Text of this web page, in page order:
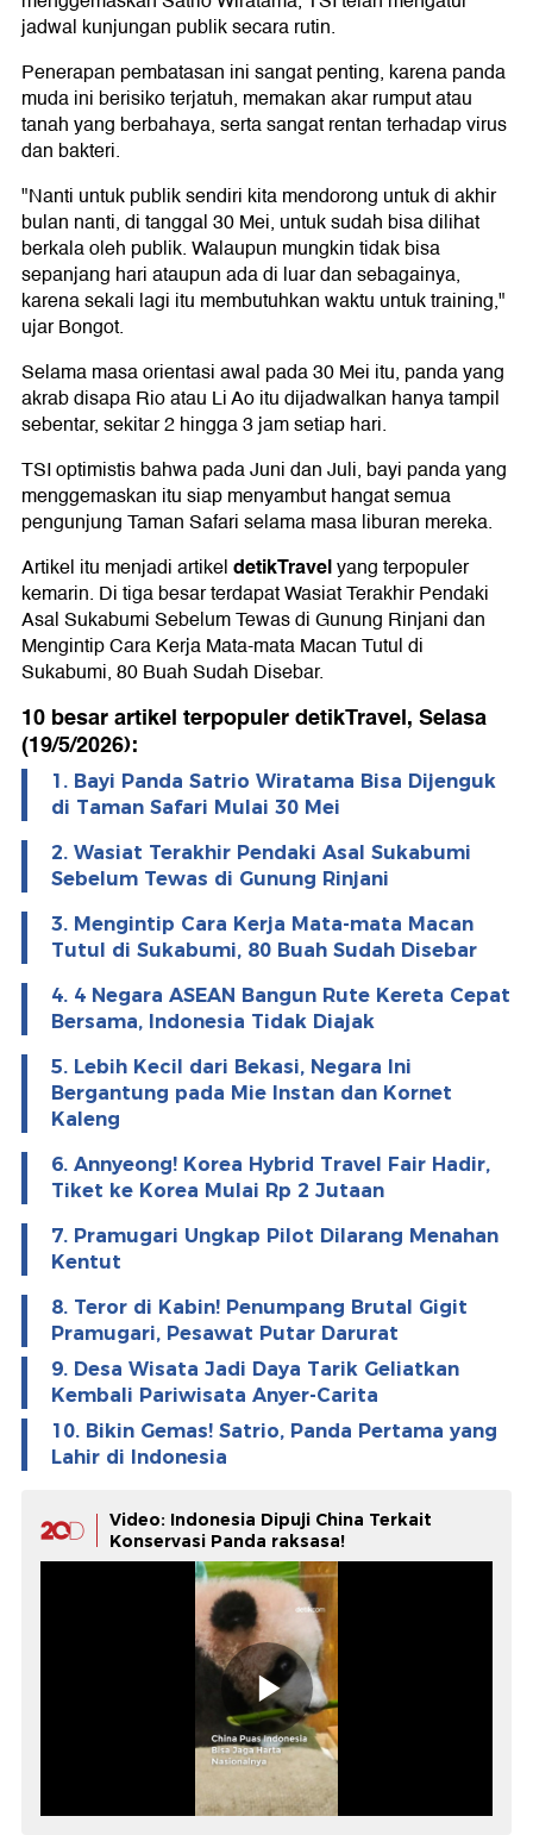
jadwal kunjungan publik secara rutin.
Penerapan pembatasan ini sangat penting, karena panda
muda ini berisiko terjatuh, memakan akar rumput atau
tanah yang berbahaya, serta sangat rentan terhadap virus
dan bakteri.
"Nanti untuk publik sendiri kita mendorong untuk di akhir
bulan nanti, di tanggal 30 Mei, untuk sudah bisa dilihat
berkala oleh publik. Walaupun mungkin tidak bisa
sepanjang hari ataupun ada di luar dan sebagainya,
karena sekali lagi itu membutuhkan waktu untuk training,"
ujar Bongot.
Selama masa orientasi awal pada 30 Mei itu, panda yang
akrab disapa Rio atau Li Ao itu dijadwalkan hanya tampil
sebentar, sekitar 2 hingga 3 jam setiap hari.
TSI optimistis bahwa pada Juni dan Juli, bayi panda yang
menggemaskan itu siap menyambut hangat semua
pengunjung Taman Safari selama masa liburan mereka.
Artikel itu menjadi artikeldetikTravelyang terpopuler
kemarin. Di tiga besar terdapat Wasiat Terakhir Pendaki
Asal Sukabumi Sebelum Tewas di Gunung Rinjani dan
Mengintip Cara Kerja Mata-mata Macan Tutul di
Sukabumi, 80 Buah Sudah Disebar.
10 besar artikel terpopuler detikTravel, Selasa
(19/5/2026):
1. Bayi Panda Satrio Wiratama Bisa Dijenguk
di Taman Safari Mulai 30 Mei
2. Wasiat Terakhir Pendaki Asal Sukabumi
Sebelum Tewas di Gunung Rinjani
3. Mengintip Cara Kerja Mata-mata Macan
Tutul di Sukabumi, 80 Buah Sudah Disebar
4. 4 Negara ASEAN Bangun Rute Kereta Cepat
Bersama, Indonesia Tidak Diajak
5. Lebih Kecil dari Bekasi, Negara Ini
Bergantung pada Mie Instan dan Kornet
Kaleng
6. Annyeong! Korea Hybrid Travel Fair Hadir,
Tiket ke Korea Mulai Rp 2 Jutaan
7. Pramugari Ungkap Pilot Dilarang Menahan
Kentut
8. Teror di Kabin! Penumpang Brutal Gigit
Pramugari, Pesawat Putar Darurat
9. Desa Wisata Jadi Daya Tarik Geliatkan
Kembali Pariwisata Anyer-Carita
10. Bikin Gemas! Satrio, Panda Pertama yang
Lahir di Indonesia
Video: Indonesia Dipuji China Terkait
Konservasi Panda raksasa!